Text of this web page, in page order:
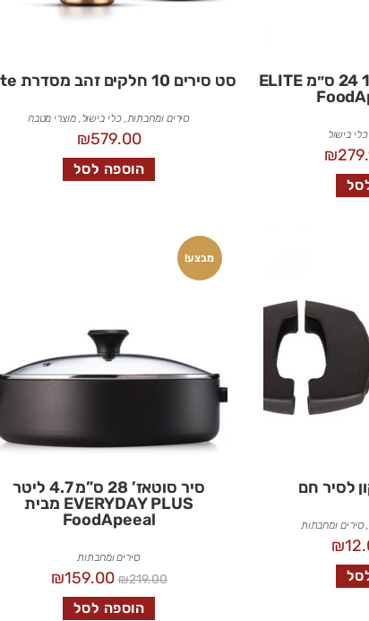
סיר מולטיקוקר 4 ב-1 24 ס״מ ELITE
כלי בישול
₪
סט סירים 10 חלקים זהב מסדרת Elite
סירים ומחבתות,כלי בישול,מוצרי מטבח
₪579.00
הוספה לסל
לסיר חם
,סירים ומחבתות
₪
מבצע!
סיר סוטאז’ 28 ס”מ 4.7 ליטר
EVERYDAY PLUS מבית
FoodApeeal
סירים ומחבתות
₪219.00
₪159.00
הוספה לסל